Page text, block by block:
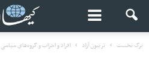
برگ نخست تریبون آزاد افراد و احزاب و گروه‌های سیاسی